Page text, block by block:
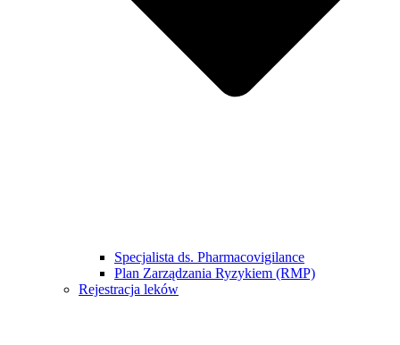
Specjalista ds. Pharmacovigilance
Plan Zarządzania Ryzykiem (RMP)
Rejestracja leków